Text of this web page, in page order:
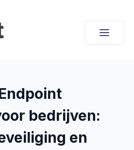
bedrijven:
en